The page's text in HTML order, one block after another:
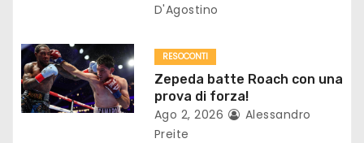
r
t
i
D'Agostino
RESOCONTI
Zepeda batte Roach con una
prova di forza!
Ago 2, 2026
Alessandro
Preite